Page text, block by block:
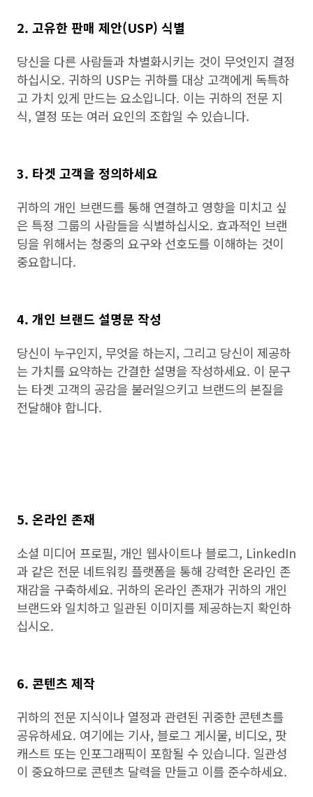
2. 고유한 판매 제안(USP) 식별
당신을 다른 사람들과 차별화시키는 것이 무엇인지 결정
하십시오. 귀하의 USP는 귀하를 대상 고객에게 독특하
고 가치 있게 만드는 요소입니다. 이는 귀하의 전문 지
식, 열정 또는 여러 요인의 조합일 수 있습니다.
3. 타겟 고객을 정의하세요
귀하의 개인 브랜드를 통해 연결하고 영향을 미치고 싶
은 특정 그룹의 사람들을 식별하십시오. 효과적인 브랜
딩을 위해서는 청중의 요구와 선호도를 이해하는 것이
중요합니다.
4. 개인 브랜드 설명문 작성
당신이 누구인지, 무엇을 하는지, 그리고 당신이 제공하
는 가치를 요약하는 간결한 설명을 작성하세요. 이 문구
는 타겟 고객의 공감을 불러일으키고 브랜드의 본질을
전달해야 합니다.
5. 온라인 존재
소셜 미디어 프로필, 개인 웹사이트나 블로그, LinkedIn
과 같은 전문 네트워킹 플랫폼을 통해 강력한 온라인 존
재감을 구축하세요. 귀하의 온라인 존재가 귀하의 개인
브랜드와 일치하고 일관된 이미지를 제공하는지 확인하
십시오.
6. 콘텐츠 제작
귀하의 전문 지식이나 열정과 관련된 귀중한 콘텐츠를
공유하세요. 여기에는 기사, 블로그 게시물, 비디오, 팟
캐스트 또는 인포그래픽이 포함될 수 있습니다. 일관성
이 중요하므로 콘텐츠 달력을 만들고 이를 준수하세요.